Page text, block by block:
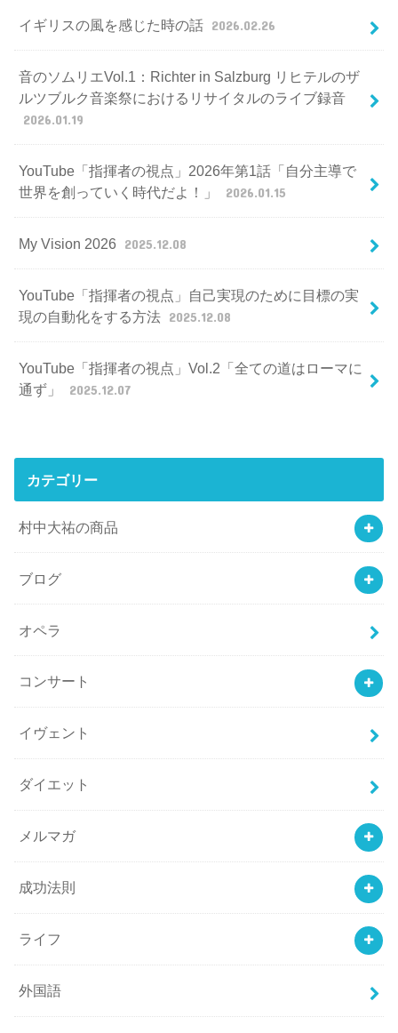
イギリスの風を感じた時の話 2026.02.26
音のソムリエVol.1：Richter in Salzburg リヒテルのザ
ルツブルク音楽祭におけるリサイタルのライブ録音
2026.01.19
YouTube「指揮者の視点」2026年第1話「自分主導で
世界を創っていく時代だよ！」
2026.01.15
My Vision 2026 2025.12.08
YouTube「指揮者の視点」自己実現のために目標の実
現の自動化をする方法 2025.12.08
YouTube「指揮者の視点」Vol.2「全ての道はローマに
通ず」
2025.12.07
カテゴリー
村中大祐の商品
ブログ
オペラ
コンサート
イヴェント
ダイエット
メルマガ
成功法則
ライフ
外国語